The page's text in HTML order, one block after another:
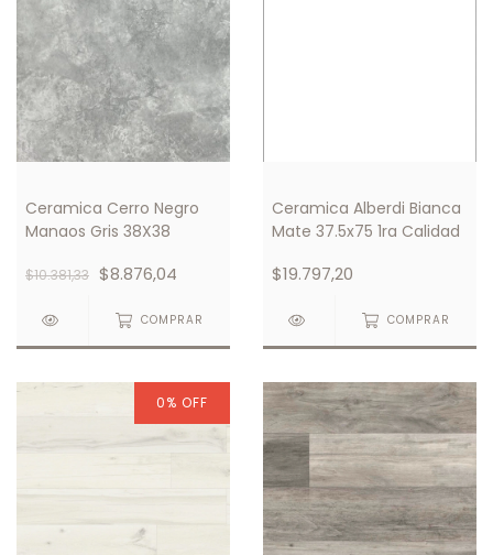
Ceramica Cerro Negro
Manaos Gris 38X38
$10.381,33 $8.876,04
COMPRAR
Ceramica Alberdi Bianca
Mate 37.5x75 1ra Calidad
$19.797,20
COMPRAR
0% OFF